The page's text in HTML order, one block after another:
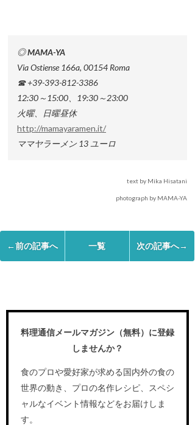
◎ MAMA-YA
Via Ostiense 166a, 00154 Roma
☎ +39-393-812-3386
12:30～15:00、19:30～23:00
火曜、日曜昼休
http://mamayaramen.it/
ママヤラーメン 13 ユーロ
text by Mika Hisatani
photograph by MAMA-YA
←前の記事へ 一覧 次の記事へ→
料理通信メールマガジン（無料）に登録
しませんか？
食のプロや愛好家が求める国内外の食の
世界の動き、プロの名作レシピ、スペシ
ャルなイベント情報などをお届けしま
す。